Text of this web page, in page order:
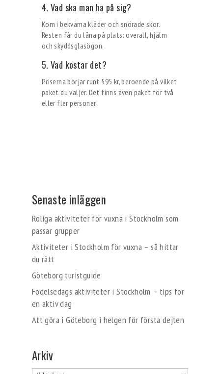
4. Vad ska man ha på sig?
Kom i bekväma kläder och snörade skor.
Resten får du låna på plats: overall, hjälm
och skyddsglasögon.
5. Vad kostar det?
Priserna börjar runt 595 kr, beroende på vilket
paket du väljer. Det finns även paket för två
eller fler personer.
Senaste inläggen
Roliga aktiviteter för vuxna i Stockholm som
passar grupper
Aktiviteter i Stockholm för vuxna – så hittar
du rätt
Göteborg turistguide
Födelsedags aktiviteter i Stockholm – tips för
en aktiv dag
Att göra i Göteborg i helgen för första dejten
Arkiv